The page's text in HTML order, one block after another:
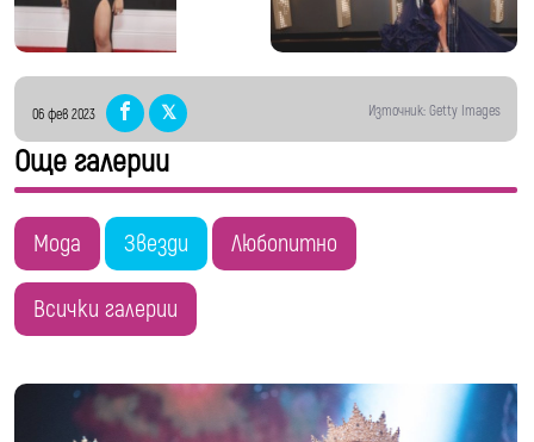
06 фев 2023 Източник: Getty Images
Още галерии
Мода Звезди Любопитно
Всички галерии